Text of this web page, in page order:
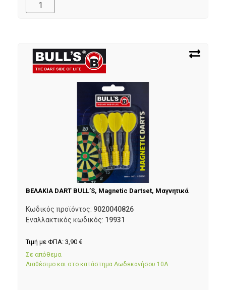
ΒΕΛΑΚΙΑ DART BULL’S, Magnetic Dartset, Μαγνητικά
Κωδικός προϊόντος: 9020040826
Εναλλακτικός κωδικός: 19931
Τιμή με ΦΠΑ: 3,90 €
Σε απόθεμα
Διαθέσιμο και στο κατάστημα Δωδεκανήσου 10Α